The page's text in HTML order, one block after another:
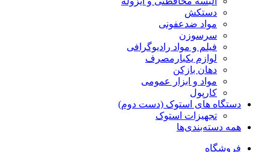
دستکش
مواد ضدعفونی
سرسوزن
فیلم و مواد رادیوگرافی
لوازم یکبارمصرف
دهان بازکن
مواد و ابزار عمومی
کارپول
دستگاه های استوک (دست دوم)
تجهیزات استوک
همه دسته‌بندی‌ها
فروشگاه